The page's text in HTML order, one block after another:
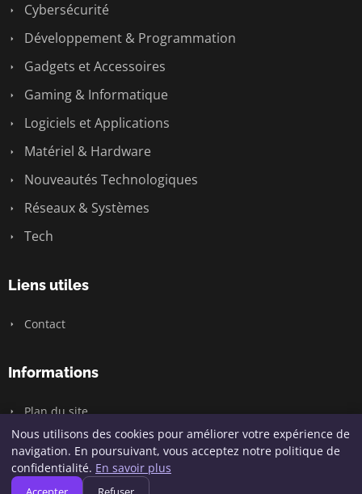
Cybersécurité
Développement & Programmation
Gadgets et Accessoires
Gaming & Informatique
Logiciels et Applications
Matériel & Hardware
Nouveautés Technologiques
Réseaux & Systèmes
Tech
Liens utiles
Contact
Informations
Plan du site
© 2026 Geeksunite.net. Tous droits réservés.
Nous utilisons des cookies pour améliorer votre expérience de
navigation. En poursuivant, vous acceptez notre politique de
confidentialité. En savoir plus